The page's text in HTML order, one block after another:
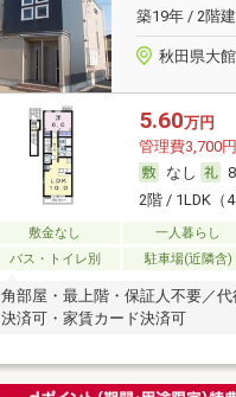
築19年 / 2階建
秋田県大
5.60万円
管理費3,700円
なし
2階 / 1LDK（
敷金なし 一人暮らし
バス・トイレ別
駐車場(近隣含)
角部屋・最上階・保証人不要／
決済可・家賃カード決済可